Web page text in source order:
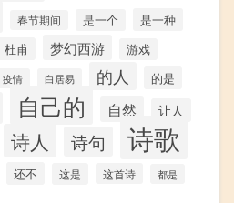
春节期间 是一个
是一种
杜甫 梦幻西游 游戏
疫情 白居易 的人 的是
自己的 自然 让人
诗人 诗句 诗歌
还不 这是 这首诗 都是